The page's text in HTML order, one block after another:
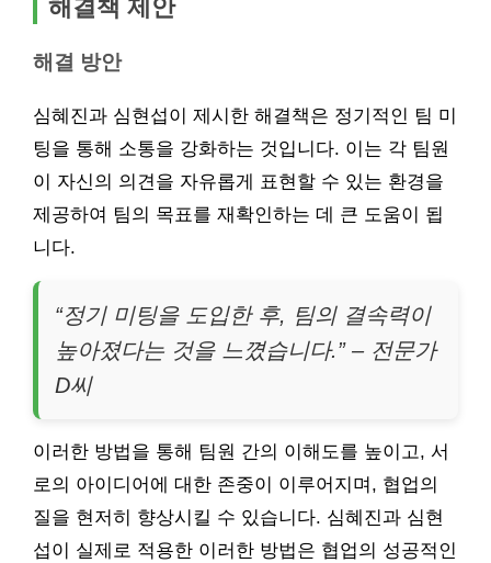
해결책 제안
해결 방안
심혜진과 심현섭이 제시한 해결책은 정기적인 팀 미
팅을 통해 소통을 강화하는 것입니다. 이는 각 팀원
이 자신의 의견을 자유롭게 표현할 수 있는 환경을
제공하여 팀의 목표를 재확인하는 데 큰 도움이 됩
니다.
“정기 미팅을 도입한 후, 팀의 결속력이
높아졌다는 것을 느꼈습니다.” – 전문가
D씨
이러한 방법을 통해 팀원 간의 이해도를 높이고, 서
로의 아이디어에 대한 존중이 이루어지며, 협업의
질을 현저히 향상시킬 수 있습니다. 심혜진과 심현
섭이 실제로 적용한 이러한 방법은 협업의 성공적인